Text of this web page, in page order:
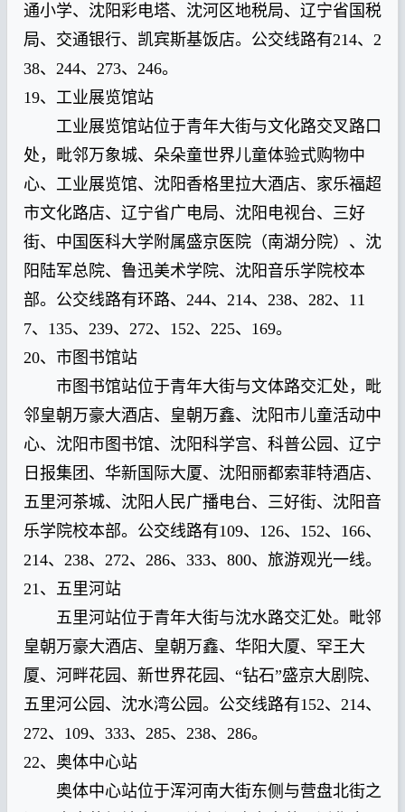
通小学、沈阳彩电塔、沈河区地税局、辽宁省国税
局、交通银行、凯宾斯基饭店。公交线路有214、2
38、244、273、246。
19、工业展览馆站
工业展览馆站位于青年大街与文化路交叉路口
处，毗邻万象城、朵朵童世界儿童体验式购物中
心、工业展览馆、沈阳香格里拉大酒店、家乐福超
市文化路店、辽宁省广电局、沈阳电视台、三好
街、中国医科大学附属盛京医院（南湖分院）、沈
阳陆军总院、鲁迅美术学院、沈阳音乐学院校本
部。公交线路有环路、244、214、238、282、11
7、135、239、272、152、225、169。
20、市图书馆站
市图书馆站位于青年大街与文体路交汇处，毗
邻皇朝万豪大酒店、皇朝万鑫、沈阳市儿童活动中
心、沈阳市图书馆、沈阳科学宫、科普公园、辽宁
日报集团、华新国际大厦、沈阳丽都索菲特酒店、
五里河茶城、沈阳人民广播电台、三好街、沈阳音
乐学院校本部。公交线路有109、126、152、166、
214、238、272、286、333、800、旅游观光一线。
21、五里河站
五里河站位于青年大街与沈水路交汇处。毗邻
皇朝万豪大酒店、皇朝万鑫、华阳大厦、罕王大
厦、河畔花园、新世界花园、“钻石”盛京大剧院、
五里河公园、沈水湾公园。公交线路有152、214、
272、109、333、285、238、286。
22、奥体中心站
奥体中心站位于浑河南大街东侧与营盘北街之